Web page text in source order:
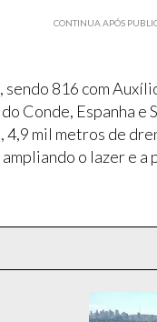
CONTINUA APÓS
816 com
Conde, Espanha
mil metros de
o lazer e